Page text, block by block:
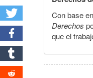
Con base
Derechos
que el